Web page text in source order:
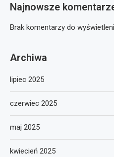
Najnowsze
Brak komentarzy do
Archiwa
lipiec 2025
czerwiec 2025
maj 2025
kwiecień 2025